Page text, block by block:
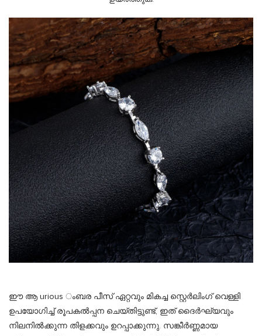
ഈ ആ urious ംബര പീസ് ഏറ്റവും മികച്ച സ്റ്റെർലിംഗ് വെള്ളി
ഉപയോഗിച്ച് രൂപകൽപ്പന ചെയ്തിട്ടുണ്ട്, ഇത് ദൈർഘ്യവും
നിലനിൽക്കുന്ന തിളക്കവും ഉറപ്പാക്കുന്നു. സങ്കീർണ്ണമായ